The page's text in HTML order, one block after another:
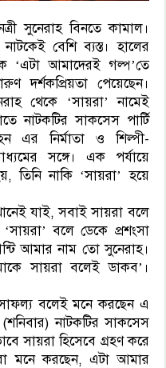
সুনেরাহ বিনতে কামাল।
বেশি ব্যস্ত। হালের
‘এটা আমাদেরই গল্প’তে
দর্শকপ্রিয়তা পেয়েছেন।
থেকে ‘সায়রা’ নামেই
নাটকটির সাকসেস পার্টি
এর নির্মাতা ও শিল্পী-
সঙ্গে। এক পর্যায়ে
তিনি নাকি ‘সায়রা’ হয়ে
যাই, সবাই সায়রা বলে
বলে ডেকে প্রশংসা
আমার নাম তো সুনেরাহ।
সায়রা বলেই ডাকব’।
সাফল্য বলেই মনে করছেন এ
নাটকটির সাকসেস
সায়রা হিসেবে গ্রহণ করে
মনে করছেন, এটা আমার